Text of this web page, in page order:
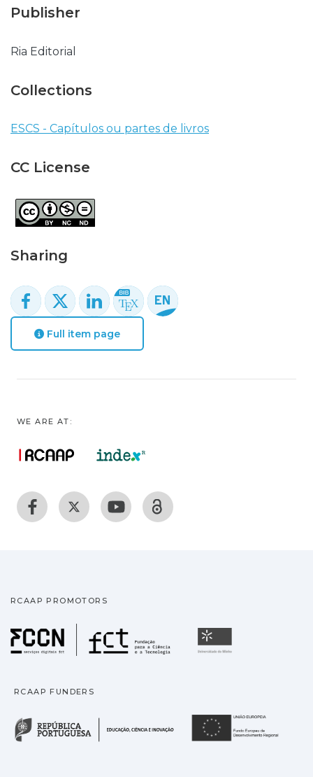
Publisher
Ria Editorial
Collections
ESCS - Capítulos ou partes de livros
CC License
Sharing
Full item page
WE ARE AT:
RCAAP PROMOTORS
Fundação para a
RCAAP FUNDERS
República Portuguesa